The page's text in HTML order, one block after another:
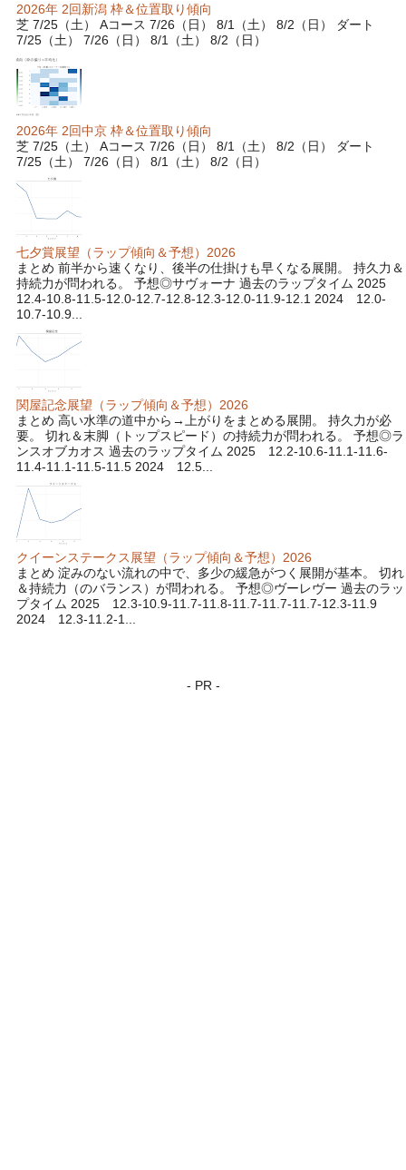
2026年 2回新潟 枠＆位置取り傾向
芝 7/25（土） Aコース 7/26（日） 8/1（土） 8/2（日） ダート
7/25（土） 7/26（日） 8/1（土） 8/2（日）
2026年 2回中京 枠＆位置取り傾向
芝 7/25（土） Aコース 7/26（日） 8/1（土） 8/2（日） ダート
7/25（土） 7/26（日） 8/1（土） 8/2（日）
七夕賞展望（ラップ傾向＆予想）2026
まとめ 前半から速くなり、後半の仕掛けも早くなる展開。 持久力＆
持続力が問われる。 予想◎サヴォーナ 過去のラップタイム 2025
12.4-10.8-11.5-12.0-12.7-12.8-12.3-12.0-11.9-12.1 2024 12.0-
10.7-10.9...
関屋記念展望（ラップ傾向＆予想）2026
まとめ 高い水準の道中から→上がりをまとめる展開。 持久力が必
要。 切れ＆末脚（トップスピード）の持続力が問われる。 予想◎ラ
ンスオブカオス 過去のラップタイム 2025 12.2-10.6-11.1-11.6-
11.4-11.1-11.5-11.5 2024 12.5...
クイーンステークス展望（ラップ傾向＆予想）2026
まとめ 淀みのない流れの中で、多少の緩急がつく展開が基本。 切れ
＆持続力（のバランス）が問われる。 予想◎ヴーレヴー 過去のラッ
プタイム 2025 12.3-10.9-11.7-11.8-11.7-11.7-11.7-12.3-11.9
2024 12.3-11.2-1...
- PR -